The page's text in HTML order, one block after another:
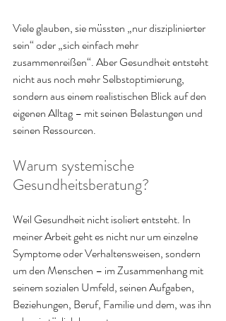
Viele glauben, sie müssten „nur disziplinierter
sein“ oder „sich einfach mehr
zusammenreißen“. Aber Gesundheit entsteht
nicht aus noch mehr Selbstoptimierung,
sondern aus einem realistischen Blick auf den
eigenen Alltag – mit seinen Belastungen und
seinen Ressourcen.
Warum systemische
Gesundheitsberatung?
Weil Gesundheit nicht isoliert entsteht. In
meiner Arbeit geht es nicht nur um einzelne
Symptome oder Verhaltensweisen, sondern
um den Menschen – im Zusammenhang mit
seinem sozialen Umfeld, seinen Aufgaben,
Beziehungen, Beruf, Familie und dem, was ihn